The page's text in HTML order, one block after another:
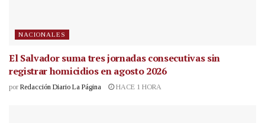
NACIONALES
El Salvador suma tres jornadas consecutivas sin
registrar homicidios en agosto 2026
por Redacción Diario La Página HACE 1 HORA